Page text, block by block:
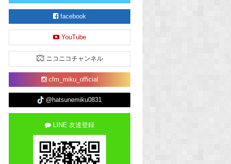
facebook
YouTube
ニコニコチャンネル
cfm_miku_official
@hatsunemiku0831
LINE 友達登録